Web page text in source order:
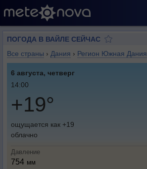
ПОГОДА В ВАЙЛЕ СЕЙЧАС
Все страны › Дания › Регион Южная Дания
6 августа, четверг
14:00
+19°
ощущается как +19
облачно
Давление
754 мм